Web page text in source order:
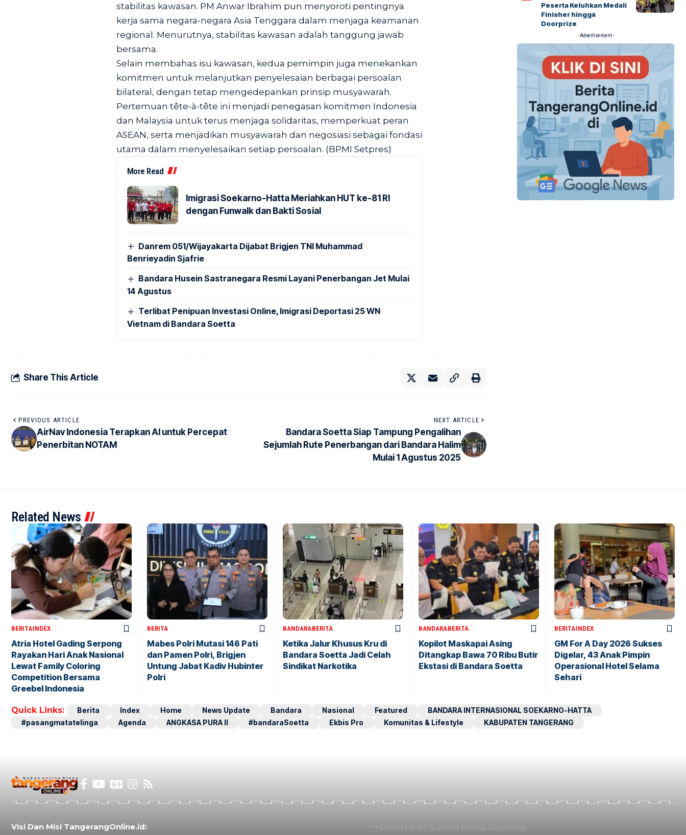
stabilitas kawasan. PM Anwar Ibrahim pun menyoroti pentingnya
kerja sama negara-negara Asia Tenggara dalam menjaga keamanan
regional. Menurutnya, stabilitas kawasan adalah tanggung jawab
bersama.
Selain membahas isu kawasan, kedua pemimpin juga menekankan
komitmen untuk melanjutkan penyelesaian berbagai persoalan
bilateral, dengan tetap mengedepankan prinsip musyawarah.
Pertemuan tête-à-tête ini menjadi penegasan komitmen Indonesia
dan Malaysia untuk terus menjaga solidaritas, memperkuat peran
ASEAN, serta menjadikan musyawarah dan negosiasi sebagai fondasi
utama dalam menyelesaikan setiap persoalan. (BPMI Setpres)
More Read
Imigrasi Soekarno-Hatta Meriahkan HUT ke-81 RI
dengan Funwalk dan Bakti Sosial
Danrem 051/Wijayakarta Dijabat Brigjen TNI Muhammad
Benrieyadin Sjafrie
Bandara Husein Sastranegara Resmi Layani Penerbangan Jet Mulai
14 Agustus
Terlibat Penipuan Investasi Online, Imigrasi Deportasi 25 WN
Vietnam di Bandara Soetta
Share This Article
PREVIOUS ARTICLE
AirNav Indonesia Terapkan AI untuk Percepat
Penerbitan NOTAM
NEXT ARTICLE
Bandara Soetta Siap Tampung Pengalihan
Sejumlah Rute Penerbangan dari Bandara Halim
Mulai 1 Agustus 2025
Peserta Keluhkan Medali
Finisher hingga
Doorprize
- Advertisement -
Related News
BERITAINDEX
Atria Hotel Gading Serpong
Rayakan Hari Anak Nasional
Lewat Family Coloring
Competition Bersama
Greebel Indonesia
BERITA
Mabes Polri Mutasi 146 Pati
dan Pamen Polri, Brigjen
Untung Jabat Kadiv Hubinter
Polri
BANDARABERITA
Ketika Jalur Khusus Kru di
Bandara Soetta Jadi Celah
Sindikat Narkotika
BANDARABERITA
Kopilot Maskapai Asing
Ditangkap Bawa 70 Ribu Butir
Ekstasi di Bandara Soetta
BERITAINDEX
GM For A Day 2026 Sukses
Digelar, 43 Anak Pimpin
Operasional Hotel Selama
Sehari
Quick Links: Berita Index Home News Update Bandara Nasional Featured
BANDARA INTERNASIONAL SOEKARNO-HATTA
#pasangmatatelinga
Agenda ANGKASA PURA II #bandaraSoetta Ekbis Pro Komunitas & Lifestyle KABUPATEN TANGERANG
Visi Dan Misi TangerangOnline.id:
Penerbit: PT Banten Media Sejahtera